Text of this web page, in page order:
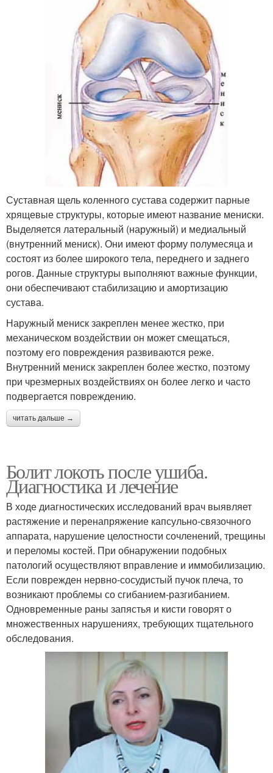
Суставная щель коленного сустава содержит парные
хрящевые структуры, которые имеют название мениски.
Выделяется латеральный (наружный) и медиальный
(внутренний мениск). Они имеют форму полумесяца и
состоят из более широкого тела, переднего и заднего
рогов. Данные структуры выполняют важные функции,
они обеспечивают стабилизацию и амортизацию
сустава.
Наружный мениск закреплен менее жестко, при
механическом воздействии он может смещаться,
поэтому его повреждения развиваются реже.
Внутренний мениск закреплен более жестко, поэтому
при чрезмерных воздействиях он более легко и часто
подвергается повреждению.
читать дальше →
Болит локоть после ушиба.
Диагностика и лечение
В ходе диагностических исследований врач выявляет
растяжение и перенапряжение капсульно-связочного
аппарата, нарушение целостности сочленений, трещины
и переломы костей. При обнаружении подобных
патологий осуществляют вправление и иммобилизацию.
Если поврежден нервно-сосудистый пучок плеча, то
возникают проблемы со сгибанием-разгибанием.
Одновременные раны запястья и кисти говорят о
множественных нарушениях, требующих тщательного
обследования.